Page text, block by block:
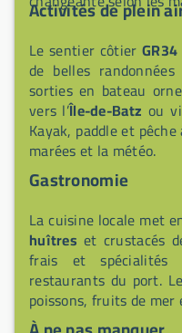
Activités de plein
Le sentier côtierGR34
de belles
sorties en bateau
vers l’Île-de-Batz ou
Kayak, paddle et
marées et la météo.
Gastronomie
La cuisine locale met
huîtres et crustacés
frais et spécialités
restaurants du port.
poissons, fruits de